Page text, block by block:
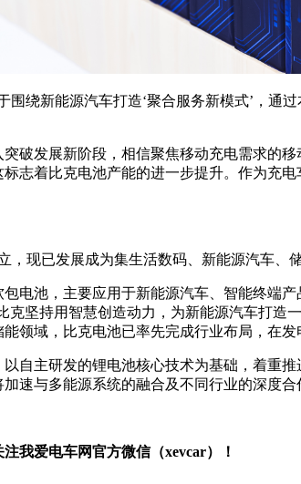
绕新能源汽车打造‘聚合服务新模式’，
破发展新阶段，相信聚焦移动充电需求的
志着比克电池产能的进一步提升。作为充
，现已发展成为集生活数码、新能源汽车、
电池，主要应用于新能源汽车、智能终端
坚持用智慧创造动力，为新能源汽车打
领域，比克电池已率先完成行业布局，在
自主研发的锂电池核心技术为基础，着重
速与多能源系统的融合及不同行业的深度
我爱电车网官方微信（xevcar）！